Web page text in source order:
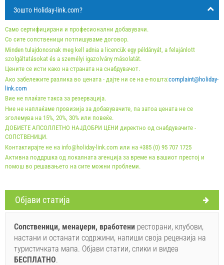
Понуди:
Holiday-Link плаќа: 3.10.2025 - 31.12.2026 / - 10 %
Задолжителнo:Пријава на гостите (01.07. - 31.08): 10
EUR (once - по_person), Пријава на гостите (01.01 -
30.06. / 01.09. - 31.12.): 5 EUR (once - по_person)
Незадолжително:Клима: 5 EUR (per_night - по_unit),
Домашно милениче: 7 EUR (per_night - по_unit)
Условите и условите на добавувачот
Резервирајте и чекајте на потврда
Ако не сакате да резервирате сега, наместо да имате
повеќе прашања, ве молиме пополнете ги и кликнете
Зошто Holiday-link.com?
Само сертифицирани и професионални добавувачи.
Со сите сопственици потпишуваме договор.
Minden tulajdonosnak meg kell adnia a licencük egy példányát, a felajánlott
szolgáltatásokat és a személyi igazolvány másolatát.
Цените се исти како на страната на снабдувачот.
Ако забележите разлика во цената - дајте ни се на е-пошта:complaint@holiday-
link.com
Вие не плаќате такса за резервација.
Ние не наплаќаме провизија за добавувачите, па затоа цената не се
зголемува на 15%, 20%, 30% или повеќе.
ДОБИЕТЕ АПСОЛЛЕТНО НАЈДОБРИ ЦЕНИ директно од снабдувачите -
СОПСТВЕНИЦИ.
Контактирајте не на info@holiday-link.com или на +385 (0) 95 707 1725
Активна поддршка од локалната агенција за време на вашиот престој и
помош во решавањето на сите можни проблеми.
Oбјави статија
Сопственици, менаџери, вработени ресторани, клубови,
настани и останати содржини, напиши своја рецензија на
туристичката мапа. Објави статии, слики и видеа
БЕСПЛАТНO.